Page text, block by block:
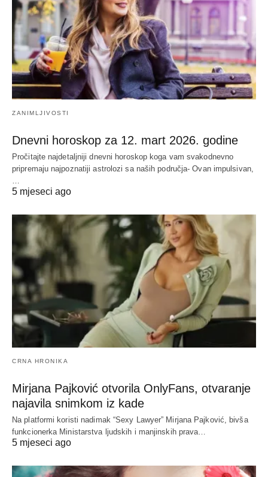
ZANIMLJIVOSTI
Dnevni horoskop za 12. mart 2026. godine
Pročitajte najdetaljniji dnevni horoskop koga vam svakodnevno
pripremaju najpoznatiji astrolozi sa naših područja- Ovan impulsivan,
…
5 mjeseci ago
CRNA HRONIKA
Mirjana Pajković otvorila OnlyFans, otvaranje
najavila snimkom iz kade
Na platformi koristi nadimak “Sexy Lawyer” Mirjana Pajković, bivša
funkcionerka Ministarstva ljudskih i manjinskih prava…
5 mjeseci ago